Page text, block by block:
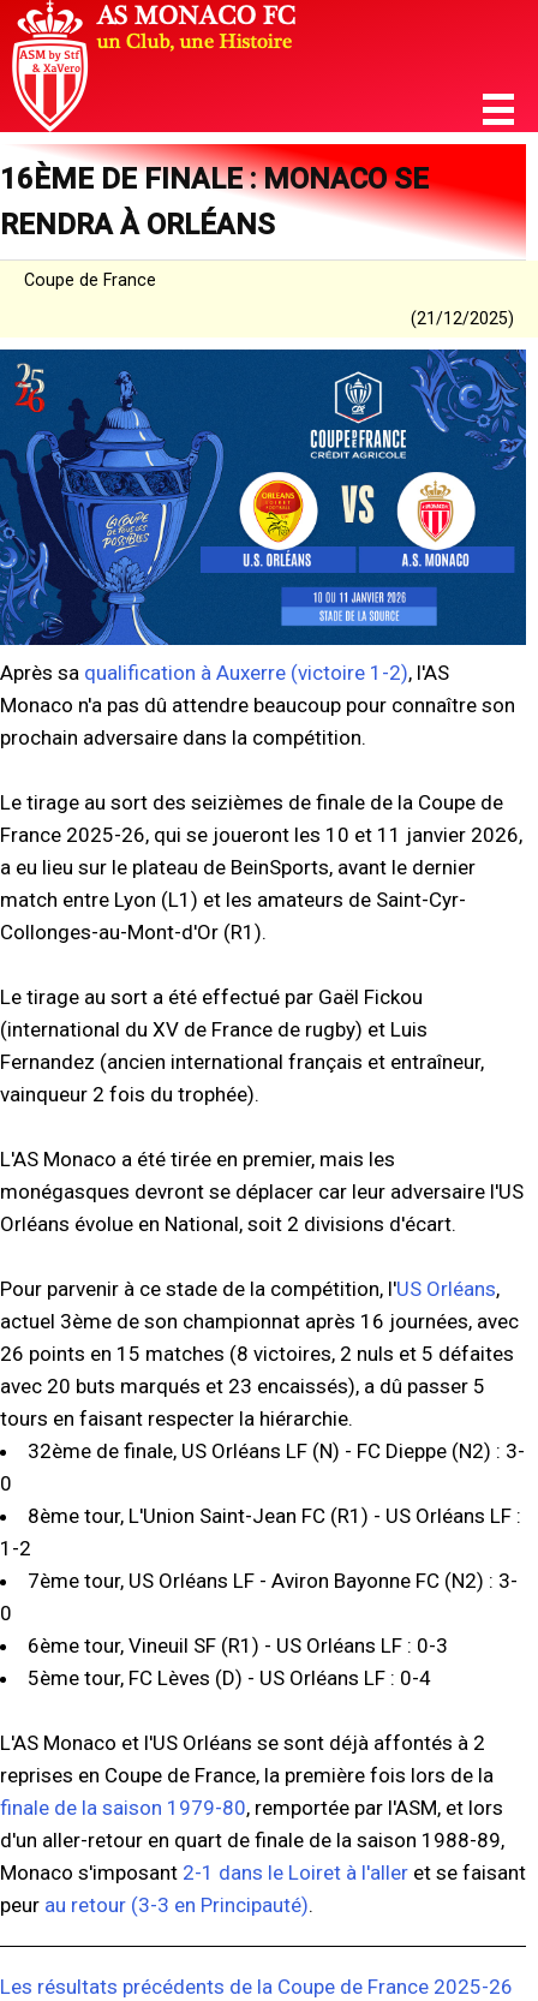
16ÈME DE FINALE : MONACO SE
RENDRA À ORLÉANS
Coupe de France
(21/12/2025)
Après sa qualification à Auxerre (victoire 1-2), l'AS
Monaco n'a pas dû attendre beaucoup pour connaître son
prochain adversaire dans la compétition.
Le tirage au sort des seizièmes de finale de la Coupe de
France 2025-26, qui se joueront les 10 et 11 janvier 2026,
a eu lieu sur le plateau de BeinSports, avant le dernier
match entre Lyon (L1) et les amateurs de Saint-Cyr-
Collonges-au-Mont-d'Or (R1).
Le tirage au sort a été effectué par Gaël Fickou
(international du XV de France de rugby) et Luis
Fernandez (ancien international français et entraîneur,
vainqueur 2 fois du trophée).
L'AS Monaco a été tirée en premier, mais les
monégasques devront se déplacer car leur adversaire l'US
Orléans évolue en National, soit 2 divisions d'écart.
Pour parvenir à ce stade de la compétition, l'US Orléans,
actuel 3ème de son championnat après 16 journées, avec
26 points en 15 matches (8 victoires, 2 nuls et 5 défaites
avec 20 buts marqués et 23 encaissés), a dû passer 5
tours en faisant respecter la hiérarchie.
32ème de finale, US Orléans LF (N) - FC Dieppe (N2) : 3-
0
8ème tour, L'Union Saint-Jean FC (R1) - US Orléans LF :
1-2
7ème tour, US Orléans LF - Aviron Bayonne FC (N2) : 3-
0
6ème tour, Vineuil SF (R1) - US Orléans LF : 0-3
5ème tour, FC Lèves (D) - US Orléans LF : 0-4
L'AS Monaco et l'US Orléans se sont déjà affontés à 2
reprises en Coupe de France, la première fois lors de la
finale de la saison 1979-80, remportée par l'ASM, et lors
d'un aller-retour en quart de finale de la saison 1988-89,
Monaco s'imposant 2-1 dans le Loiret à l'aller et se faisant
peur au retour (3-3 en Principauté).
Les résultats précédents de la Coupe de France 2025-26